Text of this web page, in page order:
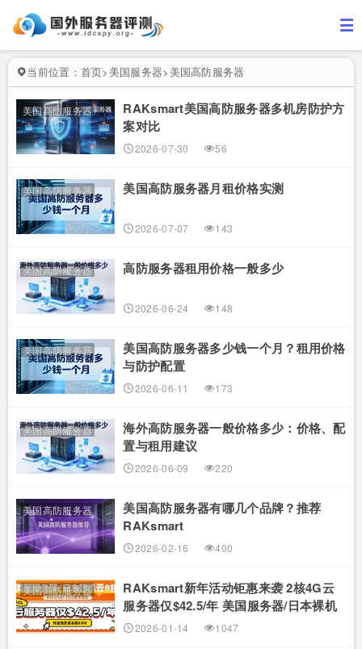
当前位置： 首页> 美国服务器> 美国高防服务器
美国高防服务器
RAKsmart美国高防服务器多机房防护方
案对比
2026-07-30 56
美国高防服务器 美国高防服务器月租价格实测
2026-07-07 143
美国高防服务器 高防服务器租用价格一般多少
2026-06-24 148
美国高防服务器
美国高防服务器多少钱一个月？租用价格
与防护配置
2026-06-11 173
美国高防服务器
海外高防服务器一般价格多少：价格、配
置与租用建议
2026-06-09 220
美国高防服务器
美国高防服务器有哪几个品牌？推荐
RAKsmart
2026-02-16 400
美国高防服务器
RAKsmart新年活动钜惠来袭 2核4G云
服务器仅$42.5/年 美国服务器/日本裸机
云8折
2026-01-14 1047